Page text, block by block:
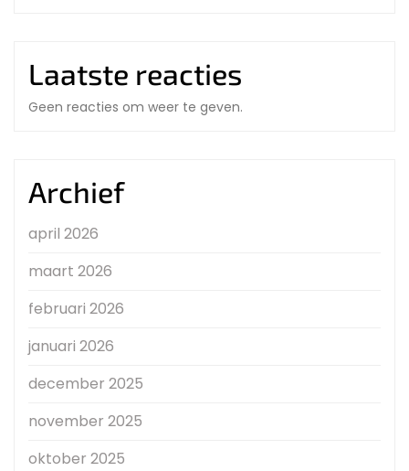
Laatste reacties
Geen reacties om weer te geven.
Archief
april 2026
maart 2026
februari 2026
januari 2026
december 2025
november 2025
oktober 2025